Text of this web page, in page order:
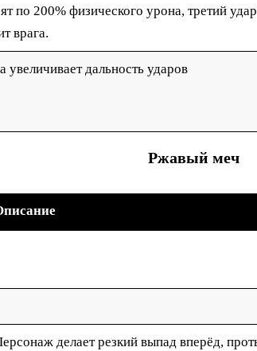
по 200% физического урона, третий
врага.
увеличивает дальность ударов
Ржавый меч
делает резкий выпад вперёд,